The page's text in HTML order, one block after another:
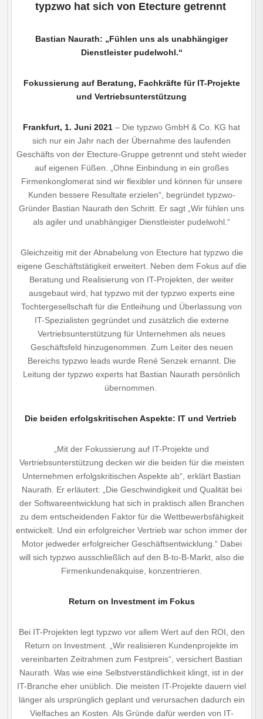
typzwo hat sich von Etecture getrennt
Bastian Naurath: „Fühlen uns als unabhängiger
Dienstleister pudelwohl.“
Fokussierung auf Beratung, Fachkräfte für IT-Projekte
und Vertriebsunterstützung
Frankfurt, 1. Juni 2021 – Die typzwo GmbH & Co. KG hat
sich nur ein Jahr nach der Übernahme des laufenden
Geschäfts von der Etecture-Gruppe getrennt und steht wieder
auf eigenen Füßen. „Ohne Einbindung in ein großes
Firmenkonglomerat sind wir flexibler und können für unsere
Kunden bessere Resultate erzielen“, begründet typzwo-
Gründer Bastian Naurath den Schritt. Er sagt „Wir fühlen uns
als agiler und unabhängiger Dienstleister pudelwohl.“
Gleichzeitig mit der Abnabelung von Etecture hat typzwo die
eigene Geschäftstätigkeit erweitert. Neben dem Fokus auf die
Beratung und Realisierung von IT-Projekten, der weiter
ausgebaut wird, hat typzwo mit der typzwo experts eine
Tochtergesellschaft für die Entleihung und Überlassung von
IT-Spezialisten gegründet und zusätzlich die externe
Vertriebsunterstützung für Unternehmen als neues
Geschäftsfeld hinzugenommen. Zum Leiter des neuen
Bereichs typzwo leads wurde René Senzek ernannt. Die
Leitung der typzwo experts hat Bastian Naurath persönlich
übernommen.
Die beiden erfolgskritischen Aspekte: IT und Vertrieb
„Mit der Fokussierung auf IT-Projekte und
Vertriebsunterstützung decken wir die beiden für die meisten
Unternehmen erfolgskritischen Aspekte ab“, erklärt Bastian
Naurath. Er erläutert: „Die Geschwindigkeit und Qualität bei
der Softwareentwicklung hat sich in praktisch allen Branchen
zu dem entscheidenden Faktor für die Wettbewerbsfähigkeit
entwickelt. Und ein erfolgreicher Vertrieb war schon immer der
Motor jedweder erfolgreicher Geschäftsentwicklung.“ Dabei
will sich typzwo ausschließlich auf den B-to-B-Markt, also die
Firmenkundenakquise, konzentrieren.
Return on Investment im Fokus
Bei IT-Projekten legt typzwo vor allem Wert auf den ROI, den
Return on Investment. „Wir realisieren Kundenprojekte im
vereinbarten Zeitrahmen zum Festpreis“, versichert Bastian
Naurath. Was wie eine Selbstverständlichkeit klingt, ist in der
IT-Branche eher unüblich. Die meisten IT-Projekte dauern viel
länger als ursprünglich geplant und verursachen dadurch ein
Vielfaches an Kosten. Als Gründe dafür werden von IT-